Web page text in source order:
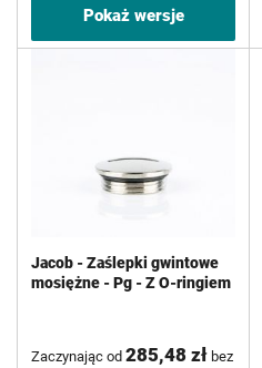
Pokaż wersje
Jacob - Zaślepki gwintowe
mosiężne - Pg - Z O-ringiem
Zaczynając od 285,48 zł bez